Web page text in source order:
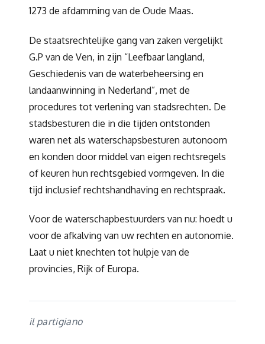
1273 de afdamming van de Oude Maas.
De staatsrechtelijke gang van zaken vergelijkt
G.P van de Ven, in zijn “Leefbaar langland,
Geschiedenis van de waterbeheersing en
landaanwinning in Nederland”, met de
procedures tot verlening van stadsrechten. De
stadsbesturen die in die tijden ontstonden
waren net als waterschapsbesturen autonoom
en konden door middel van eigen rechtsregels
of keuren hun rechtsgebied vormgeven. In die
tijd inclusief rechtshandhaving en rechtspraak.
Voor de waterschapbestuurders van nu: hoedt u
voor de afkalving van uw rechten en autonomie.
Laat u niet knechten tot hulpje van de
provincies, Rijk of Europa.
il partigiano